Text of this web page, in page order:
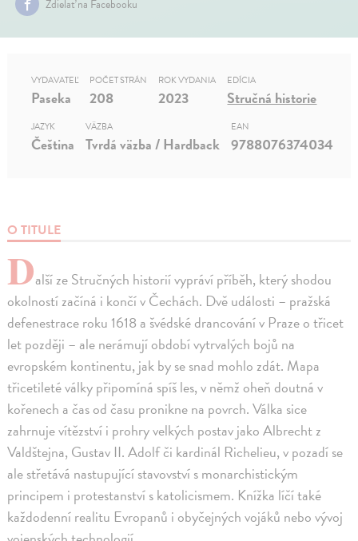
Zdielať na Facebooku
O TITULE
Další ze Stručných historií vypráví příběh, který shodou
okolností začíná i končí v Čechách. Dvě události – pražská
defenestrace roku 1618 a švédské drancování v Praze o třicet
let později – ale nerámují období vytrvalých bojů na
evropském kontinentu, jak by se snad mohlo zdát. Mapa
třicetileté války připomíná spíš les, v němž oheň doutná v
kořenech a čas od času pronikne na povrch. Válka sice
zahrnuje vítězství i prohry velkých postav jako Albrecht z
Valdštejna, Gustav II. Adolf či kardinál Richelieu, v pozadí se
ale střetává nastupující stavovství s monarchistickým
principem i protestanství s katolicismem. Knížka líčí také
každodenní realitu Evropanů i obyčejných vojáků nebo vývoj
VYDAVATEĽ
Paseka
POČET STRÁN
208
ROK VYDANIA
2023
EDÍCIA
Stručná historie
JAZYK
Čeština
VÄZBA
Tvrdá väzba / Hardback
EAN
9788076374034